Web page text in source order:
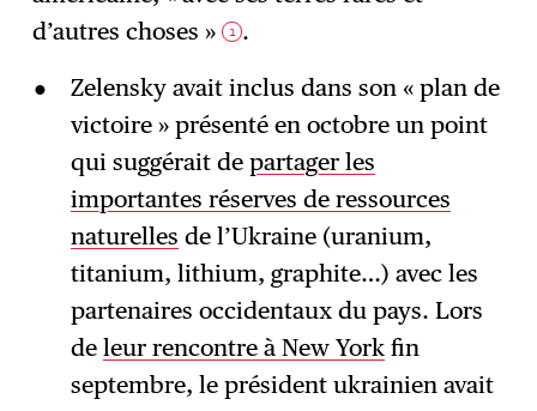
d’autres choses » 1 .
Zelensky avait inclus dans son « plan de
victoire » présenté en octobre un point
qui suggérait de partager les
importantes réserves de ressources
naturelles de l’Ukraine (uranium,
titanium, lithium, graphite…) avec les
partenaires occidentaux du pays. Lors
de leur rencontre à New Yorkfin
septembre, le président ukrainien avait